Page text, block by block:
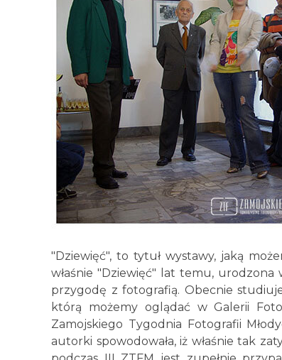
"Dziewięć", to tytuł wystawy, jaką
właśnie "Dziewięć" lat temu, urodzona
przygodę z fotografią. Obecnie
którą możemy oglądać w Galerii
Zamojskiego Tygodnia Fotografii
autorki spowodowała, iż właśnie tak